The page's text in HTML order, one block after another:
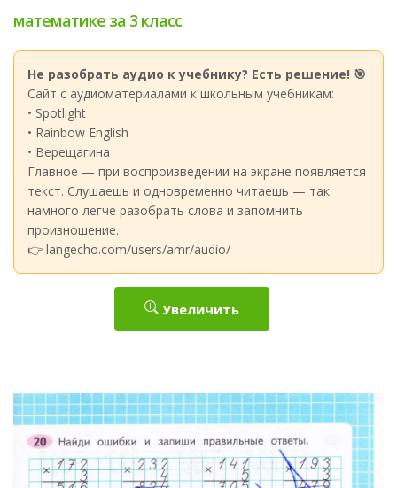
математике за 3 класс
Не разобрать аудио к учебнику? Есть решение! 🎯
Сайт с аудиоматериалами к школьным учебникам:
• Spotlight
• Rainbow English
• Верещагина
Главное — при воспроизведении на экране появляется
текст. Слушаешь и одновременно читаешь — так
намного легче разобрать слова и запомнить
произношение.
👉 langecho.com/users/amr/audio/
Увеличить